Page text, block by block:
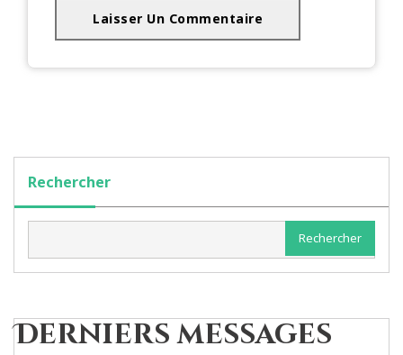
Rechercher
Rechercher
Derniers messages